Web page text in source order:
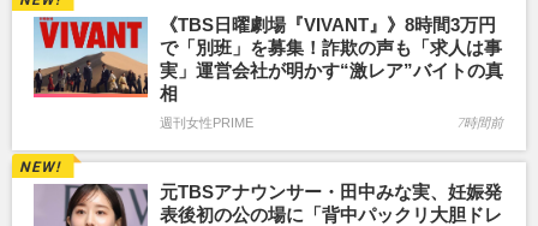
《TBS日曜劇場『VIVANT』》8時間3万円
で「別班」を募集！詐欺の声も「求人は事
実」運営会社が明かす“激レア”バイトの真
相
週刊女性PRIME 7時間前
元TBSアナウンサー・田中みな実、妊娠発
表後初の公の場に「背中パックリ大胆ドレ